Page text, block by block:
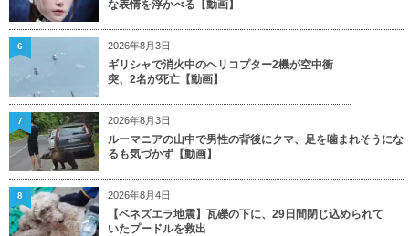
な表情を浮かべる【動画】
2026年8月3日
ギリシャで消火中のヘリコプター2機が空中衝
突、2名が死亡【動画】
6
2026年8月3日
ルーマニアの山中で男性の背後にクマ、足を噛まれそうにな
るも気づかず【動画】
7
2026年8月4日
【ベネズエラ地震】瓦礫の下に、29日間閉じ込められて
いたプードルを救出
8